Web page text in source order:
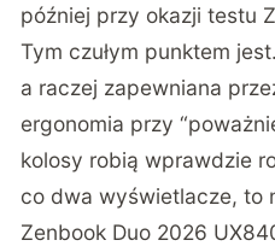
później przy okazji testu
Tym czułym punktem
a raczej zapewniana
ergonomia przy
kolosy robią wprawdzie
co dwa wyświetlacze, to
Zenbook Duo 2026